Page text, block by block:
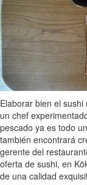
Elaborar bien el
un chef
pescado ya es todo
también encontrará
gerente del
oferta de sushi, en
de una calidad